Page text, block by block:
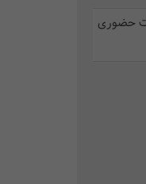
حضوری